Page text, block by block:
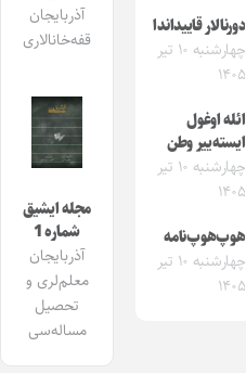
دورنالار قاییداندا
چهارشنبه ۱۰ تیر
۱۴۰۵
ائله اوغول
ایسته‌ییر وطن
چهارشنبه ۱۰ تیر
۱۴۰۵
هوپ‌هوپ‌نامه
چهارشنبه ۱۰ تیر
۱۴۰۵
آذربایجان
قفه‌خانالاری
مجله ایشیق
شماره 1
آذربایجان
معلم‌لری و
تحصیل
مساله‌سی